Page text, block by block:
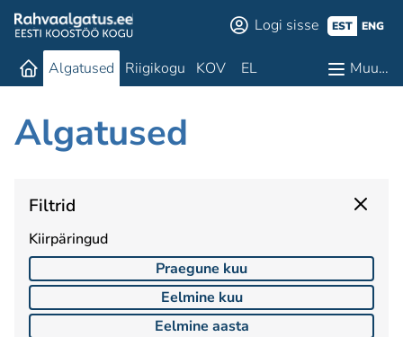
Logi sisse EST ENG
Algatused Riigikogu KOV EL Muu…
Algatused
Filtrid
Kiirpäringud
Praegune kuu
Eelmine kuu
Eelmine aasta